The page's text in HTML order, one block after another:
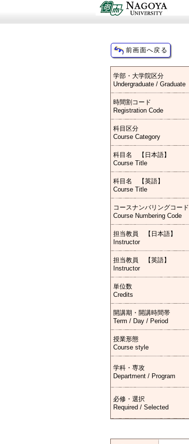
学部・大学院区分
Undergraduate / Graduate
時間割コード
Registration Code
科目区分
Course Category
科目名 【日本語】
Course Title
科目名 【英語】
Course Title
コースナンバリングコード
Course Numbering Code
担当教員 【日本語】
Instructor
担当教員 【英語】
Instructor
単位数
Credits
開講期・開講時間帯
Term / Day / Period
授業形態
Course style
学科・専攻
Department / Program
必修・選択
Required / Selected